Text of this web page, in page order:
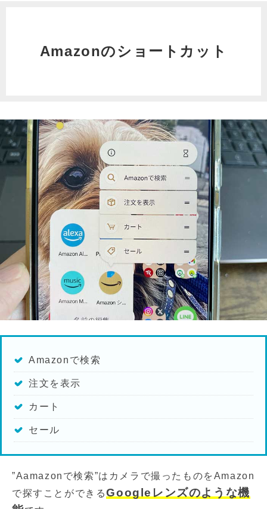
Amazonのショートカット
Amazonで検索
注文を表示
カート
セール
”Aamazonで検索”はカメラで撮ったものをAmazon
で探すことができるGoogleレンズのような機